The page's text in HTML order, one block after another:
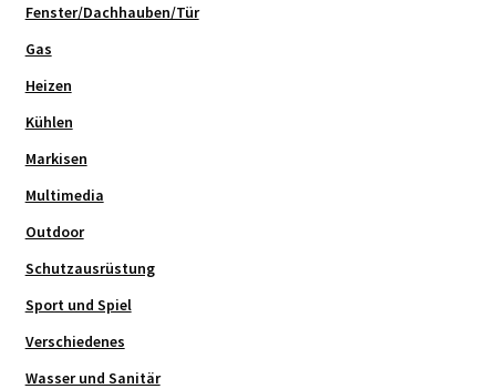
Fenster/Dachhauben/Tür
Gas
Heizen
Kühlen
Markisen
Multimedia
Outdoor
Schutzausrüstung
Sport und Spiel
Verschiedenes
Wasser und Sanitär